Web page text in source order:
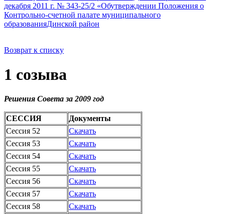
декабря 2011 г. № 343-25/2 «Обутверждении Положения о
Контрольно-счетной палате муниципального
образованияДинской район
Возврат к списку
1 созыва
Решения Совета за 2009 год
СЕССИЯ
Документы
Сессия 52
Скачать
Сессия 53
Скачать
Сессия 54
Скачать
Сессия 55
Скачать
Сессия 56
Скачать
Сессия 57
Скачать
Сессия 58
Скачать